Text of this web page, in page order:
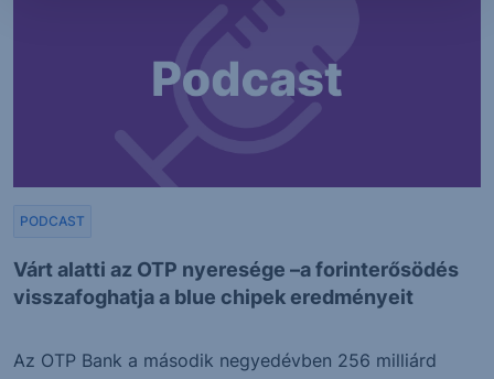
Várt alatti az OTP nyeresége –a forinterősödés
visszafoghatja a blue chipek eredményeit
PODCAST
Az OTP Bank a második negyedévben 256 milliárd